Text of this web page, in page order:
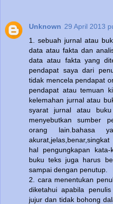
Unknown 29 April 2013
1. sebuah jurnal atau
data atau fakta dan
data atau fakta yang
pendapat saya dari
tidak mencela pendapat
pendapat atau temuan
kelemahan jurnal atau
syarat jurnal atau
menyebutkan sumber
orang lain.bahasa
hal pengungkapan
buku teks juga harus
sampai dengan penutup.
2. cara menentukan
diketahui apabila
jujur dan tidak bohong